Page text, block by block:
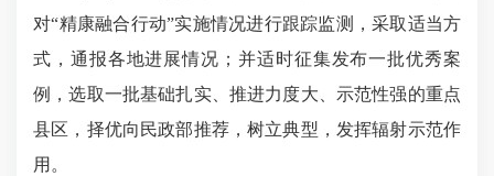
对“精康融合行动”实施情况进行跟踪监测，采取适当方
式，通报各地进展情况；并适时征集发布一批优秀案
例，选取一批基础扎实、推进力度大、示范性强的重点
县区，择优向民政部推荐，树立典型，发挥辐射示范作
用。